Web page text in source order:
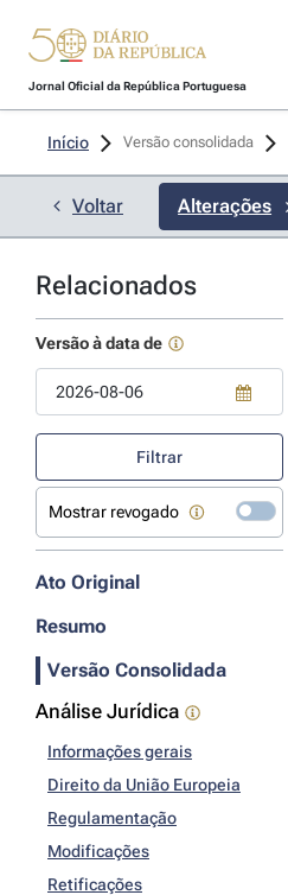
Jornal Oficial da República Portuguesa
Início Versão consolidada
Voltar Alterações
Relacionados
Versão à data de
Filtrar
Mostrar revogado
Ato Original
Resumo
Versão Consolidada
Análise Jurídica
Informações gerais
Direito da União Europeia
Regulamentação
Modificações
Retificações